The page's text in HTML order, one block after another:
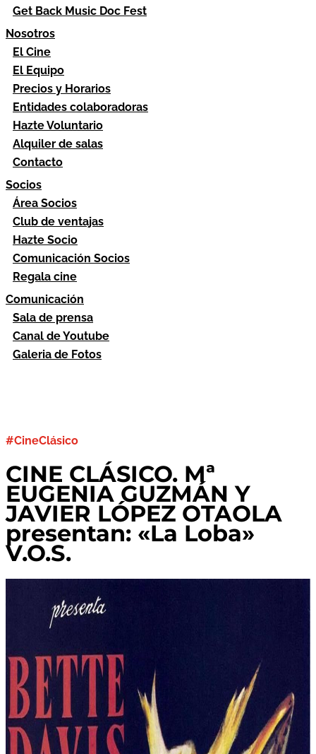
Get Back Music Doc Fest
Nosotros
El Cine
El Equipo
Precios y Horarios
Entidades colaboradoras
Hazte Voluntario
Alquiler de salas
Contacto
Socios
Área Socios
Club de ventajas
Hazte Socio
Comunicación Socios
Regala cine
Comunicación
Sala de prensa
Canal de Youtube
Galeria de Fotos
#CineClásico
CINE CLÁSICO. Mª
EUGENIA GUZMÁN Y
JAVIER LÓPEZ OTAOLA
presentan: «La Loba»
V.O.S.